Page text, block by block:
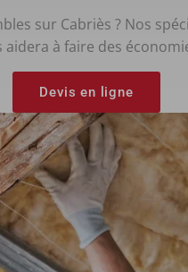
sur Cabriès ? Nos
à faire des
Devis en ligne